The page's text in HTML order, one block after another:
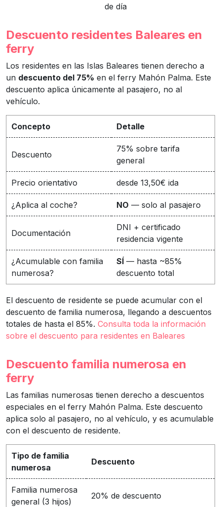
de día
Descuento residentes Baleares en
ferry
Los residentes en las Islas Baleares tienen derecho a
un descuento del 75% en el ferry Mahón Palma. Este
descuento aplica únicamente al pasajero, no al
vehículo.
Concepto Detalle
Descuento
75% sobre tarifa
general
Precio orientativo desde 13,50€ ida
¿Aplica al coche? NO — solo al pasajero
Documentación
DNI + certificado
residencia vigente
¿Acumulable con familia
numerosa?
SÍ — hasta ~85%
descuento total
El descuento de residente se puede acumular con el
descuento de familia numerosa, llegando a descuentos
totales de hasta el 85%. Consulta toda la información
sobre el descuento para residentes en Baleares
Descuento familia numerosa en
ferry
Las familias numerosas tienen derecho a descuentos
especiales en el ferry Mahón Palma. Este descuento
aplica solo al pasajero, no al vehículo, y es acumulable
con el descuento de residente.
Tipo de familia
numerosa
Descuento
Familia numerosa
general (3 hijos)
20% de descuento